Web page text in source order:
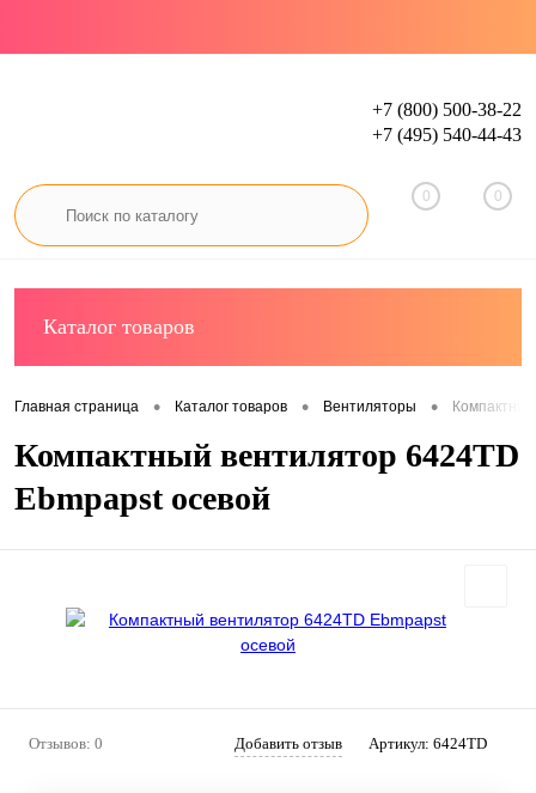
Регистрация
+7 (800) 500-38-22
+7 (495) 540-44-43
0 0
Каталог товаров
Главная страница • Каталог товаров • Вентиляторы •
Компактный вентилятор 6424TD
Ebmpapst осевой
Отзывов: 0 Добавить отзыв Артикул: 6424TD